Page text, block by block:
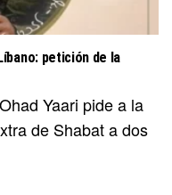
petición de la
Yaari pide a la
de Shabat a dos